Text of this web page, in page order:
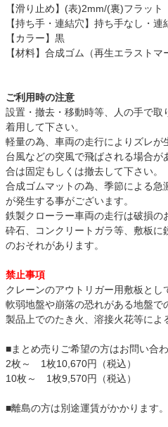
【滑り止め】(表)2mm/(裏)フラット
【持ち手・連結穴】持ち手なし・連
【カラー】黒
【材料】合成ゴム（再生エラストマ
ご利用時の注意
設置・撤去・移動時等、人の手で取
着用して下さい。
軽量の為、車両の走行によりズレが
台風などの突風で飛ばされる場合
合は固定もしくは撤去して下さい。
合成ゴムマットの為、季節による
が発生する事がございます。
鉄製クローラー車両の走行は破損の
砕石、コンクリートガラ等、敷板に
のおそれがあります。
禁止事項
クレーンのアウトリガー用敷板とし
軟弱地盤や崩落の恐れがある地盤で
製品上でのたき火、溶接火花等によ
■まとめ売りご希望の方はお問い合わ
2枚～ 1枚10,670円（税込）
10枚～ 1枚9,570円（税込）
■離島の方は別途運賃がかかります。